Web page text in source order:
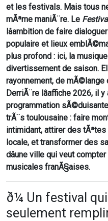
et les festivals. Mais tous
mÃªme maniÃ¨re. Le
lâambition de faire
populaire et lieux
plus profond : ici, la musique
divertissement de saison.
rayonnement, de
DerriÃ¨re lâaffiche 2026, il y
programmation
trÃ¨s toulousaine : faire
intimidant, attirer des tÃªtes
locale, et transformer des
dâune ville qui veut
musicales franÃ§aises.
ð¼ Un festival
seulement